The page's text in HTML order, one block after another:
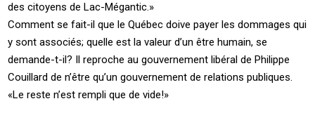
des citoyens de Lac-Mégantic.»
Comment se fait-il que le Québec doive payer les dommages qui
y sont associés; quelle est la valeur d’un être humain, se
demande-t-il? Il reproche au gouvernement libéral de Philippe
Couillard de n’être qu’un gouvernement de relations publiques.
«Le reste n’est rempli que de vide!»